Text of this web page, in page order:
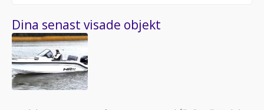
Dina senast visade objekt